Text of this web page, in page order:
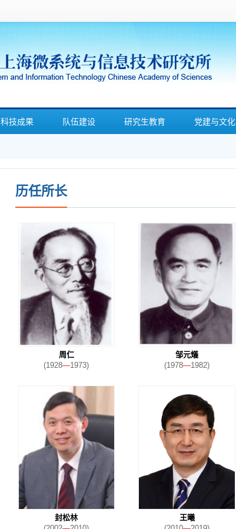
科技成果 队伍建设 研究生教育 党建与文化
历任所长
周仁
(1928—1973)
邹元燨
(1978—1982)
封松林
王曦